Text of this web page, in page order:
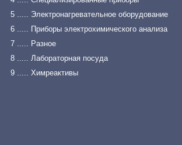
5 ..... Электронагревательное оборудование
6 ..... Приборы электрохимического анализа
7 ..... Разное
8 ..... Лабораторная посуда
9 ..... Химреактивы